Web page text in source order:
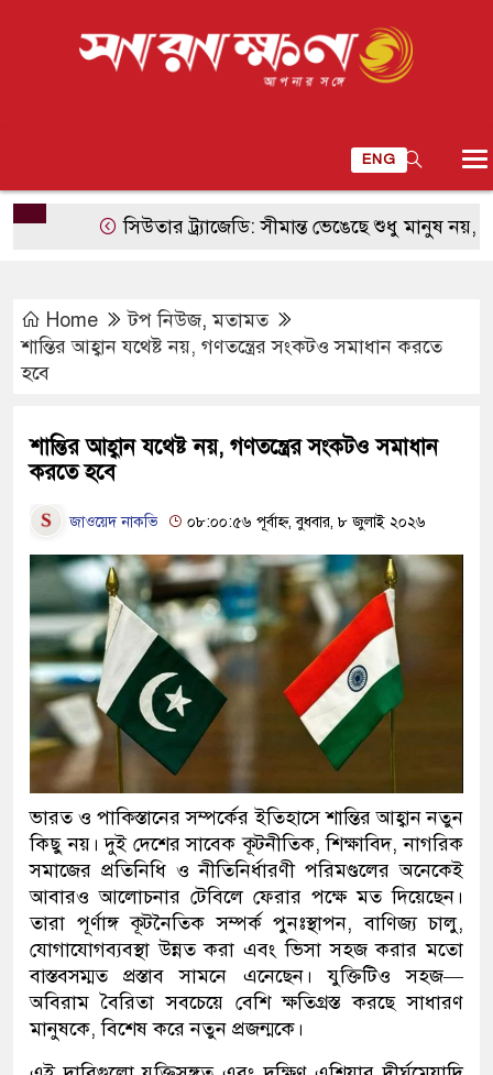
ENG
সিউতার ট্র্যাজেডি: সীমান্ত ভেঙেছে শুধু মানুষ নয়, ভেঙেছে
Home টপ নিউজ,মতামত
শান্তির আহ্বান যথেষ্ট নয়, গণতন্ত্রের সংকটও সমাধান করতে
হবে
শান্তির আহ্বান যথেষ্ট নয়, গণতন্ত্রের সংকটও সমাধান
করতে হবে
জাওয়েদ নাকভি ০৮:০০:৫৬ পূর্বাহ্ন, বুধবার, ৮ জুলাই ২০২৬
ভারত ও পাকিস্তানের সম্পর্কের ইতিহাসে শান্তির আহ্বান নতুন
কিছু নয়। দুই দেশের সাবেক কূটনীতিক, শিক্ষাবিদ, নাগরিক
সমাজের প্রতিনিধি ও নীতিনির্ধারণী পরিমণ্ডলের অনেকেই
আবারও আলোচনার টেবিলে ফেরার পক্ষে মত দিয়েছেন।
তারা পূর্ণাঙ্গ কূটনৈতিক সম্পর্ক পুনঃস্থাপন, বাণিজ্য চালু,
যোগাযোগব্যবস্থা উন্নত করা এবং ভিসা সহজ করার মতো
বাস্তবসম্মত প্রস্তাব সামনে এনেছেন। যুক্তিটিও সহজ—
অবিরাম বৈরিতা সবচেয়ে বেশি ক্ষতিগ্রস্ত করছে সাধারণ
মানুষকে, বিশেষ করে নতুন প্রজন্মকে।